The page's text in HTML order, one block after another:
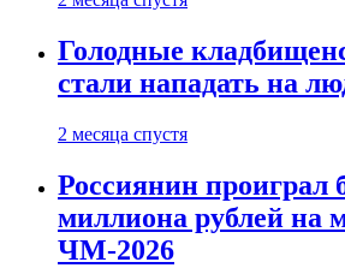
Голодные
стали нападать на
2 месяца спустя
Россиянин проиграл
миллиона рублей на
ЧМ-2026